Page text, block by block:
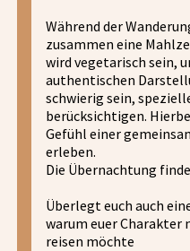
Während der
zusammen eine
wird vegetarisch sein,
authentischen
schwierig sein,
berücksichtigen.
Gefühl einer
erleben.
Die Übernachtung
Überlegt euch auch
warum euer Charakter
reisen möchte